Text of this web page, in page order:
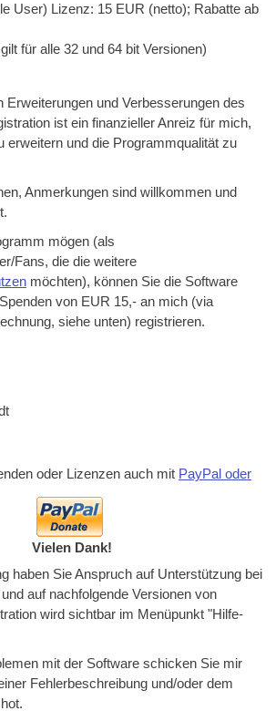
User) Lizenz: 15 EUR (netto); Rabatte ab
für alle 32 und 64 bit Versionen)
Erweiterungen und Verbesserungen des
ist ein finanzieller Anreiz für mich,
erweitern und die Programmqualität zu
Anmerkungen sind willkommen und
mögen (als
Fans, die die weitere
möchten), können Sie die Software
von EUR 15,- an mich (via
siehe unten) registrieren.
oder Lizenzen auch mit PayPal oder
Vielen Dank!
haben Sie Anspruch auf Unterstützung bei
auf nachfolgende Versionen von
wird sichtbar im Menüpunkt "Hilfe-
mit der Software schicken Sie mir
Fehlerbeschreibung und/oder dem